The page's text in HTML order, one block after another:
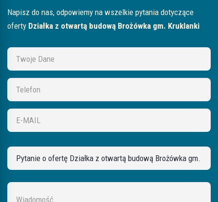
Napisz do nas, odpowiemy na wszelkie pytania dotyczące
oferty Działka z otwartą budową Brożówka gm. Kruklanki